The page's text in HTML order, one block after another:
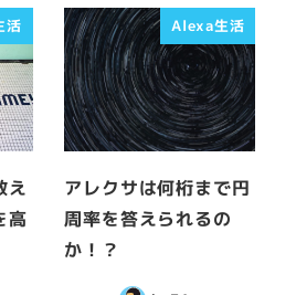
活
え
高
Alexa生活
アレクサは何桁まで円
周率を答えられるの
か！？